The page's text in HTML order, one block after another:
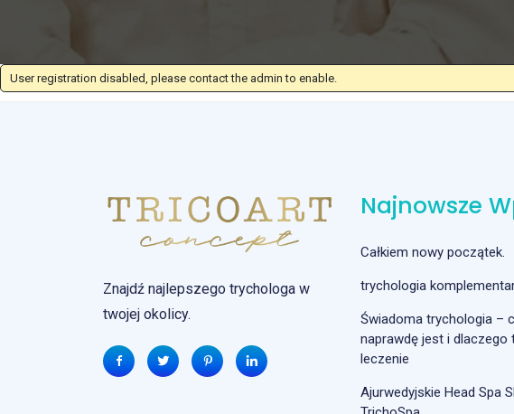
User registration disabled, please contact the admin to enable.
Znajdź najlepszego trychologa w
twojej okolicy.
Najnowsze
Całkiem nowy początek.
trychologia
Świadoma trychologia –
naprawdę jest i dlaczego
leczenie
Ajurwedyjskie Head Spa